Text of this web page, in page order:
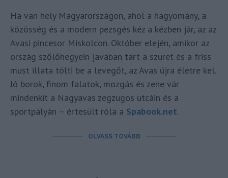
Ha van hely Magyarországon, ahol a hagyomány, a
közösség és a modern pezsgés kéz a kézben jár, az az
Avasi pincesor Miskolcon. Október elején, amikor az
ország szőlőhegyein javában tart a szüret és a friss
must illata tölti be a levegőt, az Avas újra életre kel.
Jó borok, finom falatok, mozgás és zene vár
mindenkit a Nagyavas zegzugos utcáin és a
sportpályán – értesült róla a Spabook.net.
OLVASS TOVÁBB